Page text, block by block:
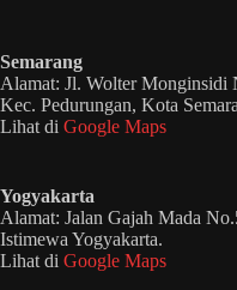
Semarang
Alamat: Jl. Wolter Monginsidi
Kec. Pedurungan, Kota
Lihat di Google Maps
Yogyakarta
Alamat: Jalan Gajah Mada
Istimewa Yogyakarta.
Lihat di Google Maps